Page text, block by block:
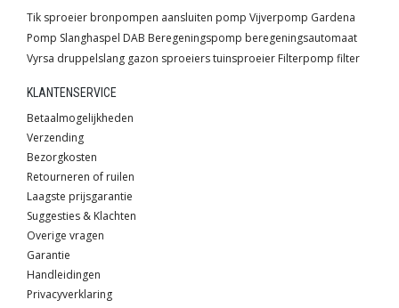
Tik sproeier bronpompen aansluiten pomp Vijverpomp Gardena
Pomp Slanghaspel DAB Beregeningspomp beregeningsautomaat
Vyrsa druppelslang gazon sproeierstuinsproeier Filterpomp filter
KLANTENSERVICE
Betaalmogelijkheden
Verzending
Bezorgkosten
Retourneren of ruilen
Laagste prijsgarantie
Suggesties & Klachten
Overige vragen
Garantie
Handleidingen
Privacyverklaring